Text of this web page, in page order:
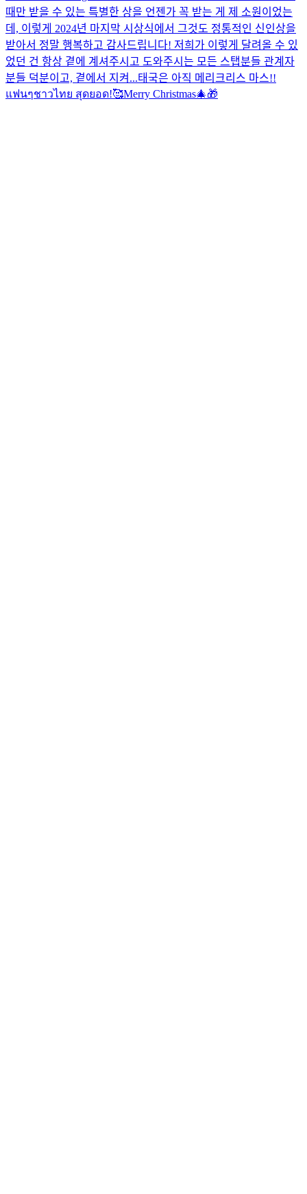
때만 받을 수 있는 특별한 상을 언젠가 꼭 받는 게 제 소원이었는
데, 이렇게 2024년 마지막 시상식에서 그것도 정통적인 신인상을
받아서 정말 행복하고 감사드립니다! 저희가 이렇게 달려올 수 있
었던 건 항상 곁에 계셔주시고 도와주시는 모든 스탭분들 관계자
분들 덕분이고, 곁에서 지켜...태국은 아직 메리크리스 마스!!
แฟนๆชาวไทย สุดยอด!🥰Merry Christmas🎄🎁